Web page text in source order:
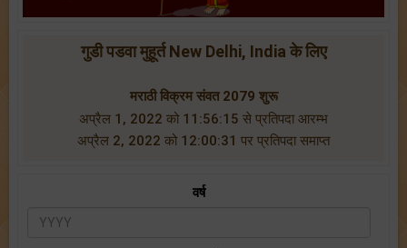
गुडी पडवा मुहूर्त New Delhi, India के लिए
मराठी विक्रम संवत 2079 शुरू
अप्रैल 1, 2022 को 11:56:15 से प्रतिपदा आरम्भ
अप्रैल 2, 2022 को 12:00:31 पर प्रतिपदा समाप्त
वर्ष